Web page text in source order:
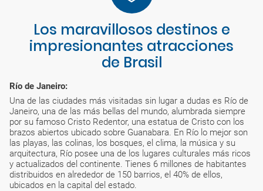
Los maravillosos destinos e
impresionantes atracciones
de Brasil
Río de Janeiro:
Una de las ciudades más visitadas sin lugar a dudas es Río de
Janeiro, una de las más bellas del mundo, alumbrada siempre
por su famoso Cristo Redentor, una estatua de Cristo con los
brazos abiertos ubicado sobre Guanabara. En Río lo mejor son
las playas, las colinas, los bosques, el clima, la música y su
arquitectura, Río posee una de los lugares culturales más ricos
y actualizados del continente. Tienes 6 millones de habitantes
distribuidos en alrededor de 150 barrios, el 40% de ellos,
ubicados en la capital del estado.